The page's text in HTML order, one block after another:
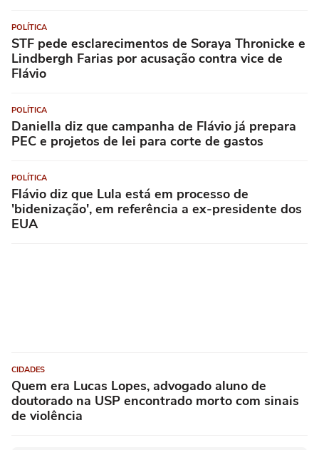
POLÍTICA
STF pede esclarecimentos de Soraya Thronicke e
Lindbergh Farias por acusação contra vice de
Flávio
POLÍTICA
Daniella diz que campanha de Flávio já prepara
PEC e projetos de lei para corte de gastos
POLÍTICA
Flávio diz que Lula está em processo de
'bidenização', em referência a ex-presidente dos
EUA
CIDADES
Quem era Lucas Lopes, advogado aluno de
doutorado na USP encontrado morto com sinais
de violência